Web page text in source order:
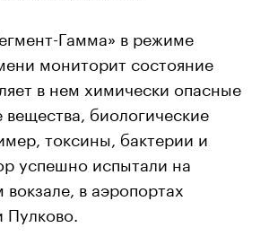
Гамма» в режиме
мониторит состояние
в нем химически опасные
биологические
токсины, бактерии и
успешно испытали на
в аэропортах